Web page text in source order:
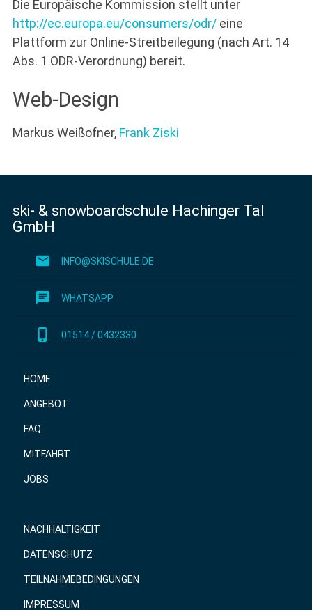
Die Europäische Kommission stellt unter
http://ec.europa.eu/consumers/odr/eine
Plattform zur Online-Streitbeilegung (nach Art. 14
Abs. 1 ODR-Verordnung) bereit.
Web-Design
Markus Weißofner, Frank Ziski
ski- & snowboardschule Hachinger Tal
GmbH
mail INFO@SKISCHULE.DE
chat WHATSAPP
phone_iphone 01514 / 0432330
HOME
ANGEBOT
FAQ
MITFAHRT
JOBS
NACHHALTIGKEIT
DATENSCHUTZ
TEILNAHMEBEDINGUNGEN
IMPRESSUM